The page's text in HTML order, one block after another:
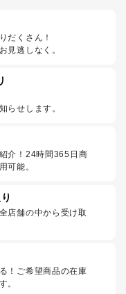
だくさん！
見逃しなく。
らせします。
介！24時間365日商
可能。
店舗の中から受け取
！ご希望商品の在庫
。